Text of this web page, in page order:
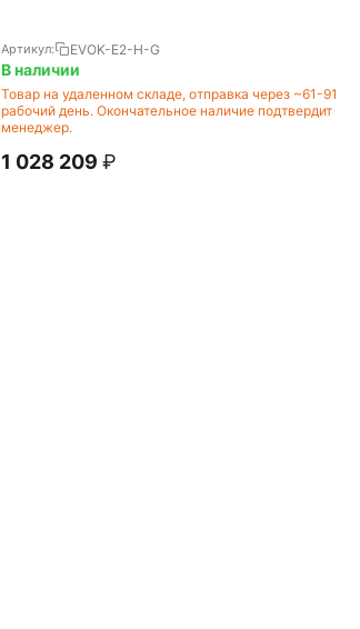
Артикул: EVOK-E2-H-G
В наличии
Товар на удаленном складе, отправка через ~61-91
рабочий день. Окончательное наличие подтвердит
менеджер.
1 028 209 ₽